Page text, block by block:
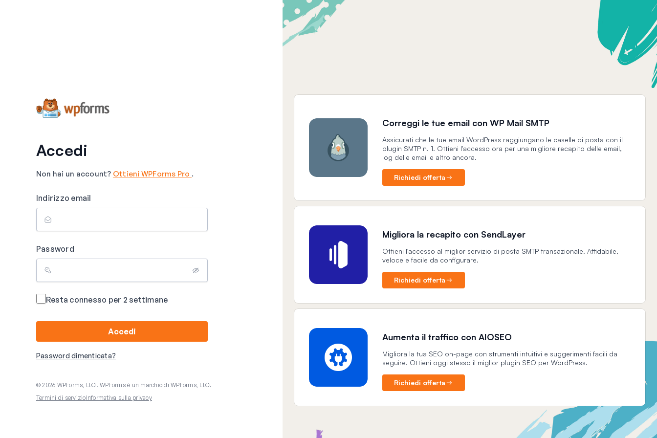
Accedi
Non hai un account? Ottieni WPForms Pro .
Indirizzo email
Password
Resta connesso per 2 settimane
Accedi
Password dimenticata?
© 2026 WPForms, LLC. WPForms è un marchio di WPForms, LLC.
Termini di servizioInformativa sulla privacy
Correggi le tue email con WP Mail SMTP
Assicurati che le tue email WordPress raggiungano le caselle di posta con il
plugin SMTP n. 1. Ottieni l'accesso ora per una migliore recapito delle email,
log delle email e altro ancora.
Richiedi offerta
Migliora la recapito con SendLayer
Ottieni l'accesso al miglior servizio di posta SMTP transazionale. Affidabile,
veloce e facile da configurare.
Richiedi offerta
Aumenta il traffico con AIOSEO
Migliora la tua SEO on-page con strumenti intuitivi e suggerimenti facili da
seguire. Ottieni oggi stesso il miglior plugin SEO per WordPress.
Richiedi offerta